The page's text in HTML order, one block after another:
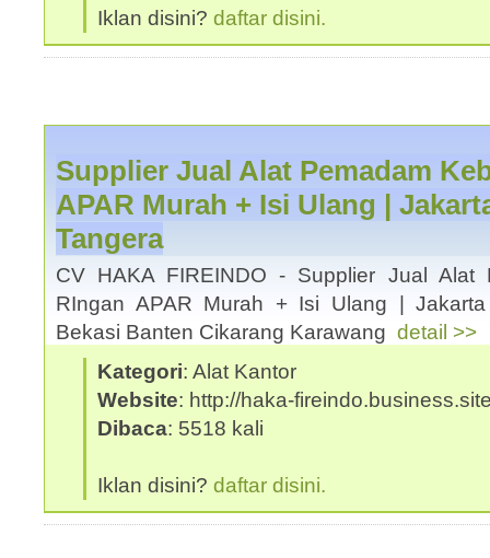
Iklan disini? daftar disini.
Supplier Jual Alat Pemadam
APAR Murah + Isi Ulang |
Tangera
CV HAKA FIREINDO - Supplier Jual Alat
RIngan APAR Murah + Isi Ulang |
Bekasi Banten Cikarang Karawang detail >>
Kategori: Alat Kantor
Website: http://haka-
Dibaca: 5518 kali
Iklan disini? daftar disini.